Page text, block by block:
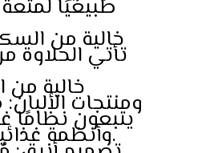
طبيعيًا
تأتي الحلاوة
ومنتجات
يتبعون نظامًا
وأنظمة غذائية حساسة.